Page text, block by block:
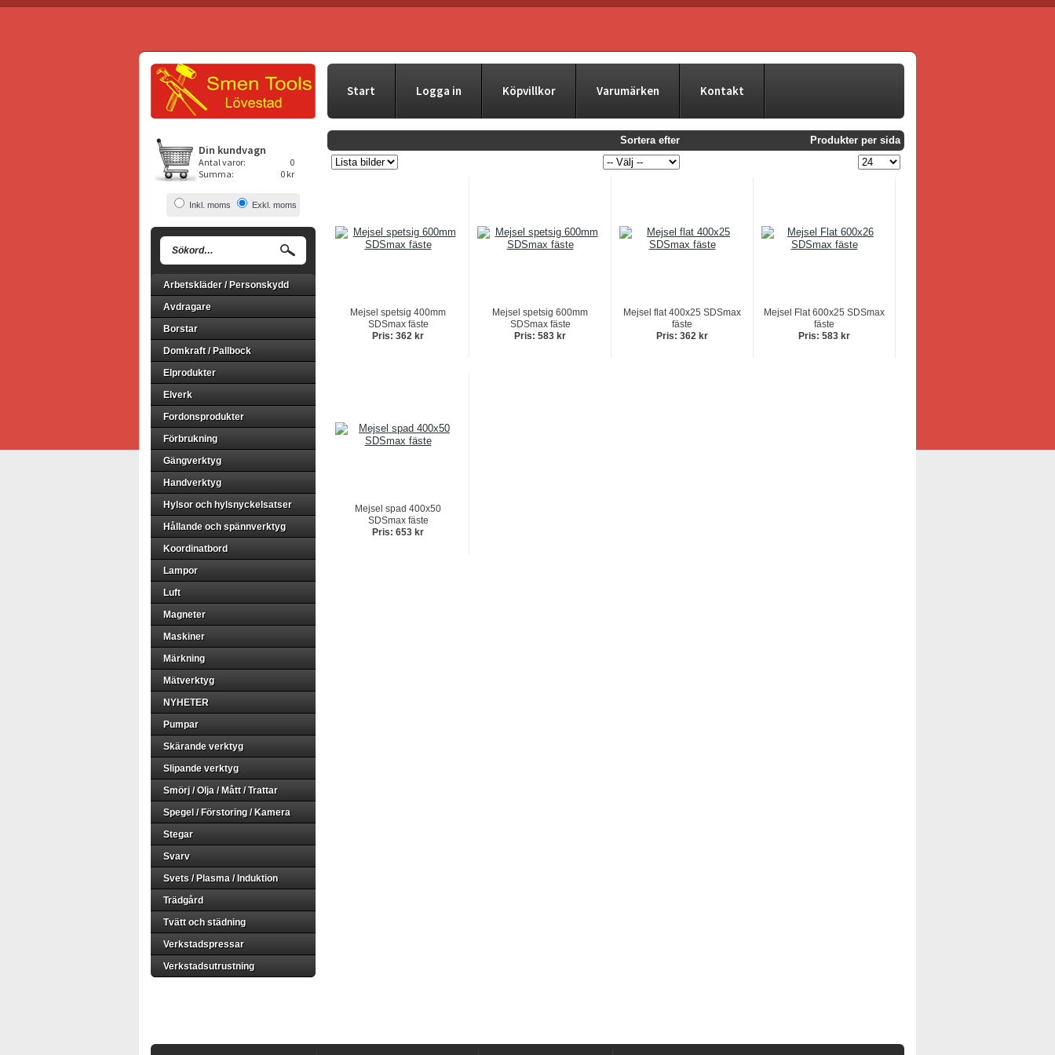
Start Logga in Köpvillkor Varumärken Kontakt
Din kundvagn
Antal varor:
0
Summa:
0 kr
Inkl. moms Exkl. moms
Arbetskläder / Personskydd
Avdragare
Borstar
Domkraft / Pallbock
Elprodukter
Elverk
Fordonsprodukter
Förbrukning
Gängverktyg
Handverktyg
Hylsor och hylsnyckelsatser
Hållande och spännverktyg
Koordinatbord
Lampor
Luft
Magneter
Maskiner
Märkning
Mätverktyg
NYHETER
Pumpar
Skärande verktyg
Slipande verktyg
Smörj / Olja / Mått / Trattar
Spegel / Förstoring / Kamera
Stegar
Svarv
Svets / Plasma / Induktion
Trädgård
Tvätt och städning
Verkstadspressar
Verkstadsutrustning
Sortera efter Produkter per sida
Mejsel spetsig 400mm
SDSmax fäste
Pris: 362 kr
Mejsel spetsig 600mm
SDSmax fäste
Pris: 583 kr
Mejsel flat 400x25 SDSmax
fäste
Pris: 362 kr
Mejsel Flat 600x25 SDSmax
fäste
Pris: 583 kr
Mejsel spad 400x50
SDSmax fäste
Pris: 653 kr